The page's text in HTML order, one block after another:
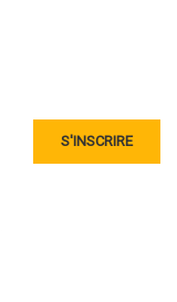
S'INSCRIRE